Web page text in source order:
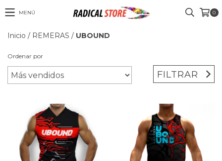
MENÚ 0
Inicio / REMERAS / UBOUND
Ordenar por
FILTRAR